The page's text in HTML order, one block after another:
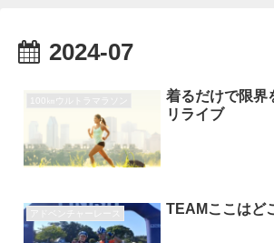
2024-07
着るだけで限界
リライブ
TEAMここはど